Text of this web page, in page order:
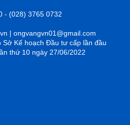
- (028) 3765 0732
| ongvangvn01@gmail.com
Sở Kế hoạch Đầu tư cấp lần đầu
thứ 10 ngày 27/06/2022